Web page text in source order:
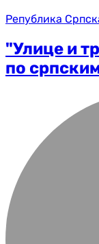
Република
"Улице и
по